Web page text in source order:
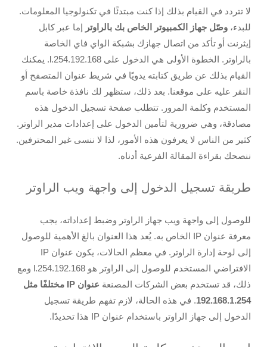
لا تتردد في القيام بذلك إذا كنت مبتدئًا في تكنولوجيا المعلومات.
للبدء، وصّل جهاز الكمبيوتر الخاص بك بالراوتر إما عبر كابل
إيثرنت أو تأكد من اتصال جهازك بشبكة الواي فاي الخاصة
بالراوتر. الخطوة الأولى هي الدخول على 192.168.l.254. يمكنك
القيام بذلك عن طريق كتابته يدويًا في شريط عنوان المتصفح أو
النقر عليه على موقعنا. بعد ذلك، ستظهر لك نافذة خاصة باسم
المستخدم وكلمة المرور. تتطلب صفحة تسجيل الدخول هذه
مصادقة، وهي ضرورية لتأمين الدخول على إعدادات مدير الراوتر.
كثير من الناس لا يعرفون هذه الأمور، لذا لا ننسى غير المحترفين.
ننصحك بقراءة المقالة الفرعية أدناه.
طريقة تسجيل الدخول إلى واجهة ويب الراوتر
للوصول إلى واجهة ويب جهاز الراوتر وضبط إعداداته، يجب
معرفة عنوان IP الخاص به. يُعد هذا العنوان بالغ الأهمية للوصول
إلى لوحة إدارة الراوتر. في معظم الحالات، يكون عنوان IP
الافتراضي المستخدم للوصول إلى الراوتر هو 192.168.l.254 ومع
ذلك، قد تستخدم بعض الشركات المصنعة عنوان IP مختلفًا مثل
192.168.1.254. في هذه الحالة، لازم تفهم طريقة تسجيل
الدخول إلى جهاز الراوتر باستخدام عنوان IP هذا تحديدًا.